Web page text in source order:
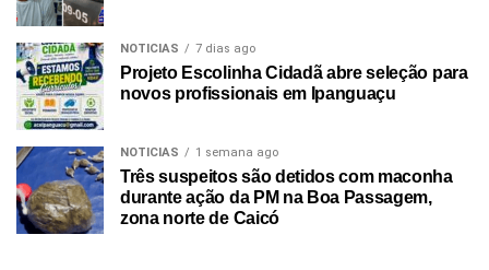
NOTICIAS 7 dias ago
Projeto Escolinha Cidadã abre seleção para
novos profissionais em Ipanguaçu
NOTICIAS 1 semana ago
Três suspeitos são detidos com maconha
durante ação da PM na Boa Passagem,
zona norte de Caicó